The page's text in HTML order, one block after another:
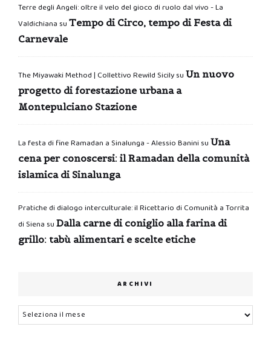
Terre degli Angeli: oltre il velo del gioco di ruolo dal vivo - La
Valdichiana su Tempo di Circo, tempo di Festa di
Carnevale
The Miyawaki Method | Collettivo Rewild Sicilysu Un nuovo
progetto di forestazione urbana a
Montepulciano Stazione
La festa di fine Ramadan a Sinalunga - Alessio Banini su Una
cena per conoscersi: il Ramadan della comunità
islamica di Sinalunga
Pratiche di dialogo interculturale: il Ricettario di Comunità a Torrita
di Siena su Dalla carne di coniglio alla farina di
grillo: tabù alimentari e scelte etiche
ARCHIVI
Archivi